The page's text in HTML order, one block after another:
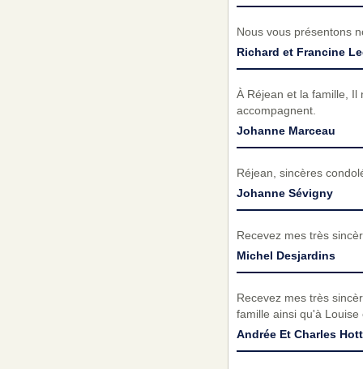
Nous vous présentons
Richard et Francine
À Réjean et la famille, Il
accompagnent.
Johanne Marceau
Réjean, sincères
Johanne Sévigny
Recevez mes très
Michel Desjardins
Recevez mes très
famille ainsi qu'à
Andrée Et Charles